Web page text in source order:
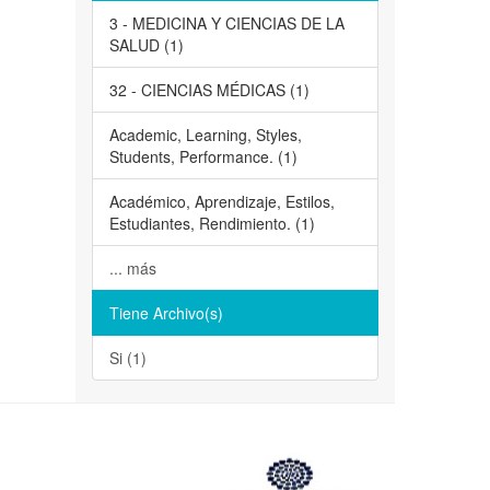
3 - MEDICINA Y CIENCIAS DE LA
SALUD (1)
32 - CIENCIAS MÉDICAS (1)
Academic, Learning, Styles,
Students, Performance. (1)
Académico, Aprendizaje, Estilos,
Estudiantes, Rendimiento. (1)
... más
Tiene Archivo(s)
Si (1)